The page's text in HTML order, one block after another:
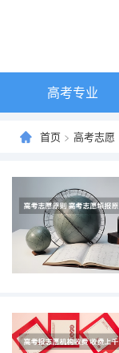
高考专业
首页 > 高考志愿